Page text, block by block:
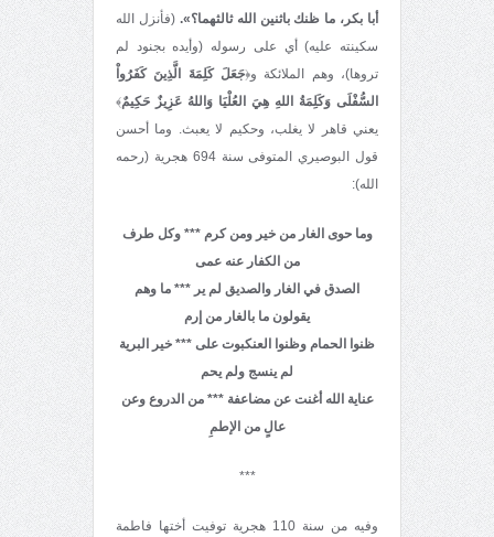
أبا بكر، ما ظنك باثنين الله ثالثهما؟». (فأنزل الله
سكينته عليه) أي على رسوله (وأيده بجنود لم
تروها)، وهم الملائكة و﴿جَعَلَ كَلِمَةَ الَّذِينَ كَفَرُواْ
السُّفْلَى وَكَلِمَةُ اللهِ هِيَ العُلْيَا وَاللهُ عَزِيزٌ حَكِيمٌ﴾
يعني قاهر لا يغلب، وحكيم لا يعبث. وما أحسن
قول البوصيري المتوفى سنة 694 هجرية (رحمه
الله):
وما حوى الغار من خير ومن كرم *** وكل طرف
من الكفار عنه عمى
الصدق في الغار والصديق لم ير *** ما وهم
يقولون ما بالغار من إرم
ظنوا الحمام وظنوا العنكبوت على *** خير البرية
لم ينسج ولم يحم
عناية الله أغنت عن مضاعفة *** من الدروع وعن
عالٍ من الإطمِ
***
وفيه من سنة 110 هجرية توفيت أختها فاطمة